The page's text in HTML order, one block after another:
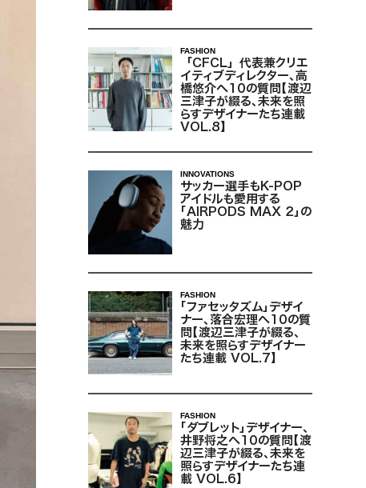
FASHION
「CFCL」代表兼クリエ
イティブディレクター、高
橋悠介へ10の質問【渡辺
三津子が綴る、未来を照
らすデザイナーたち連載
VOL.8】
INNOVATIONS
サッカー選手もK-POP
アイドルも愛用する
「AIRPODS MAX 2」の
魅力
FASHION
「ファセッタズム」デザイ
ナー、落合宏理へ10の質
問【渡辺三津子が綴る、
未来を照らすデザイナー
たち連載 VOL.7】
FASHION
「ダブレット」デザイナー、
井野将之へ10の質問【渡
辺三津子が綴る、未来を
照らすデザイナーたち連
載 VOL.6】